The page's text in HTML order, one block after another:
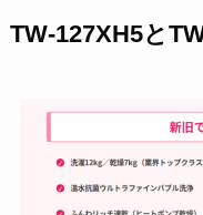
TW-127XH5と